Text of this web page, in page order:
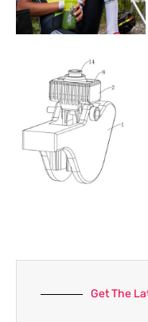
Get The